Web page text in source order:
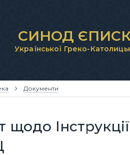
СИНОД
Української Греко-
Документи
щодо